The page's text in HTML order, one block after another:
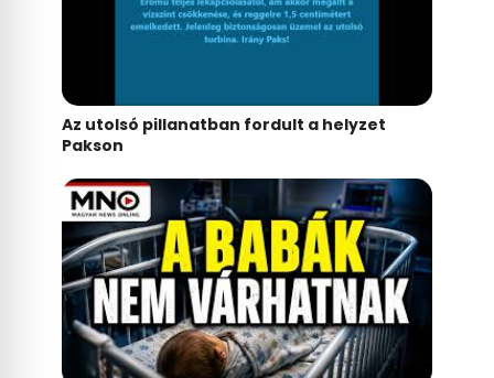
Az utolsó pillanatban fordult a helyzet
Pakson